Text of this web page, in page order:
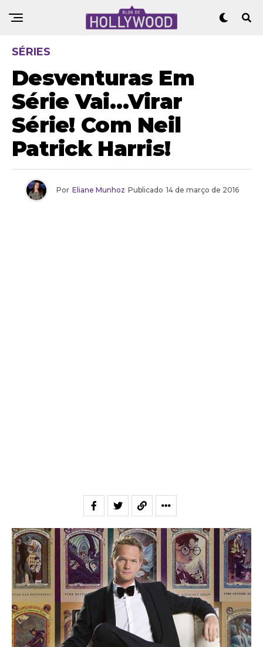
SÉRIES
Desventuras Em
Série Vai…virar
Série! Com Neil
Patrick Harris!
Por Eliane Munhoz Publicado 14 de março de 2016